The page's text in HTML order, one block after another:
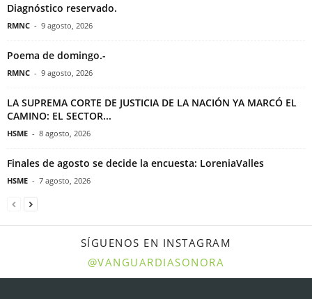
Diagnóstico reservado.
RMNC - 9 agosto, 2026
Poema de domingo.-
RMNC - 9 agosto, 2026
LA SUPREMA CORTE DE JUSTICIA DE LA NACIÓN YA MARCÓ EL
CAMINO: EL SECTOR...
HSME - 8 agosto, 2026
Finales de agosto se decide la encuesta: LoreniaValles
HSME - 7 agosto, 2026
SÍGUENOS EN INSTAGRAM
@VANGUARDIASONORA